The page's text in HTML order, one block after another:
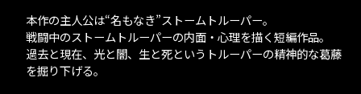
本作の主人公は“名もなき”ストームトルーパー。
戦闘中のストームトルーパーの内面・心理を描く短編作品。
過去と現在、光と闇、生と死というトルーパーの精神的な葛藤
を掘り下げる。